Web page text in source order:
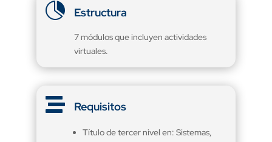
 Estructura
7 módulos que incluyen actividades
virtuales.
 Requisitos
Título de tercer nivel en: Sistemas,